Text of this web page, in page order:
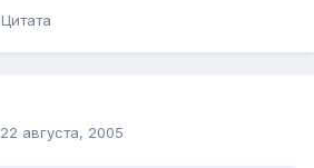
Цитата
22 августа, 2005